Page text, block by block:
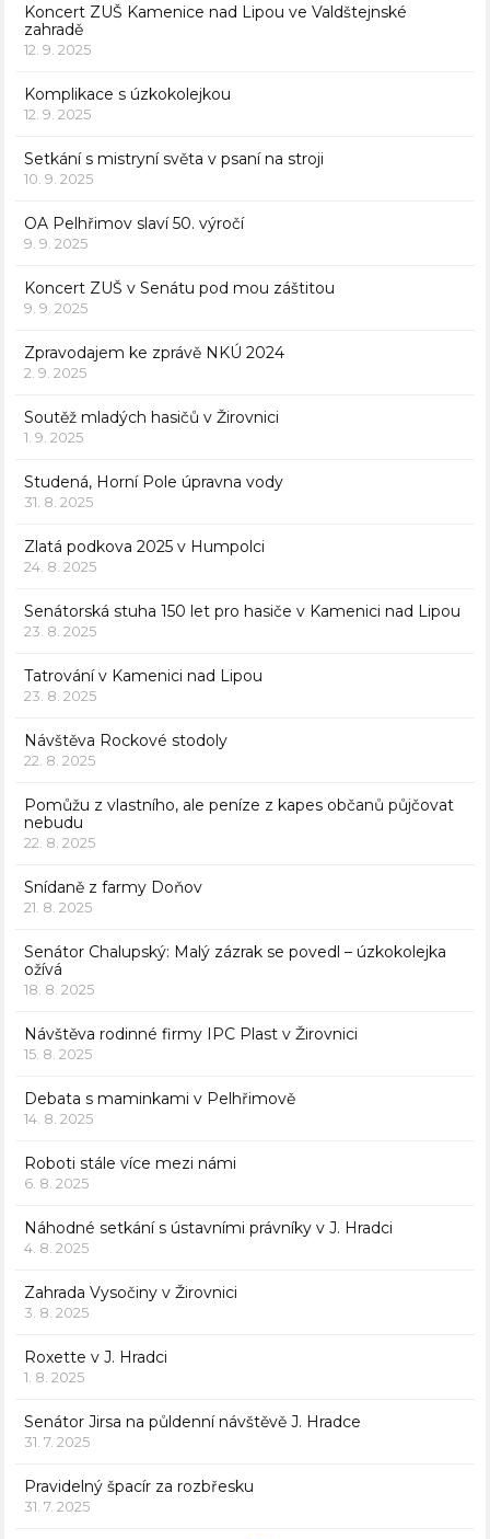
Koncert ZUŠ Kamenice nad Lipou ve Valdštejnské
zahradě
12. 9. 2025
Komplikace s úzkokolejkou
12. 9. 2025
Setkání s mistryní světa v psaní na stroji
10. 9. 2025
OA Pelhřimov slaví 50. výročí
9. 9. 2025
Koncert ZUŠ v Senátu pod mou záštitou
9. 9. 2025
Zpravodajem ke zprávě NKÚ 2024
2. 9. 2025
Soutěž mladých hasičů v Žirovnici
1. 9. 2025
Studená, Horní Pole úpravna vody
31. 8. 2025
Zlatá podkova 2025 v Humpolci
24. 8. 2025
Senátorská stuha 150 let pro hasiče v Kamenici nad Lipou
23. 8. 2025
Tatrování v Kamenici nad Lipou
23. 8. 2025
Návštěva Rockové stodoly
22. 8. 2025
Pomůžu z vlastního, ale peníze z kapes občanů půjčovat
nebudu
22. 8. 2025
Snídaně z farmy Doňov
21. 8. 2025
Senátor Chalupský: Malý zázrak se povedl – úzkokolejka
ožívá
18. 8. 2025
Návštěva rodinné firmy IPC Plast v Žirovnici
15. 8. 2025
Debata s maminkami v Pelhřimově
14. 8. 2025
Roboti stále více mezi námi
6. 8. 2025
Náhodné setkání s ústavními právníky v J. Hradci
4. 8. 2025
Zahrada Vysočiny v Žirovnici
3. 8. 2025
Roxette v J. Hradci
1. 8. 2025
Senátor Jirsa na půldenní návštěvě J. Hradce
31. 7. 2025
Pravidelný špacír za rozbřesku
31. 7. 2025